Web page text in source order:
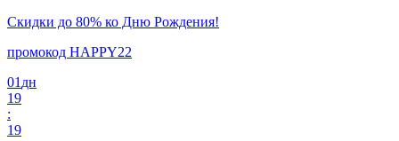
Скидки до 80% ко Дню Рождения!
промокод HAPPY22
01 дн
19
:
19